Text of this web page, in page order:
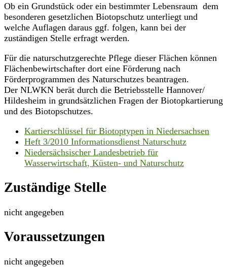
Ob ein Grundstück oder ein bestimmter Lebensraum dem
besonderen gesetzlichen Biotopschutz unterliegt und
welche Auflagen daraus ggf. folgen, kann bei der
zuständigen Stelle erfragt werden.
Für die naturschutzgerechte Pflege dieser Flächen können
Flächenbewirtschafter dort eine Förderung nach
Förderprogrammen des Naturschutzes beantragen.
Der NLWKN berät durch die Betriebsstelle Hannover/
Hildesheim in grundsätzlichen Fragen der Biotopkartierung
und des Biotopschutzes.
Kartierschlüssel für Biotoptypen in Niedersachsen
Heft 3/2010 Informationsdienst Naturschutz
Niedersächsischer Landesbetrieb für
Wasserwirtschaft, Küsten- und Naturschutz
Zuständige Stelle
nicht angegeben
Voraussetzungen
nicht angegeben